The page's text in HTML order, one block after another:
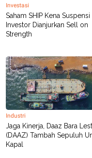
Investasi
Saham SHIP Kena Suspensi
Investor Dianjurkan Sell on
Strength
Industri
Jaga Kinerja, Daaz Bara
(DAAZ) Tambah Sepuluh
Kapal